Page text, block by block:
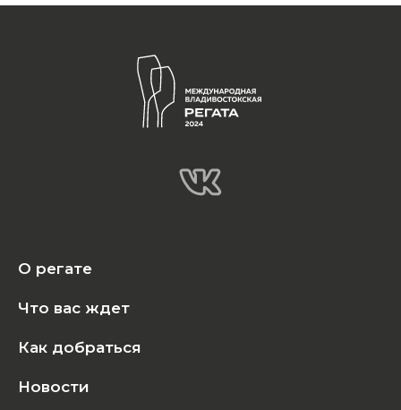
О регате
Что вас ждет
Как добраться
Новости